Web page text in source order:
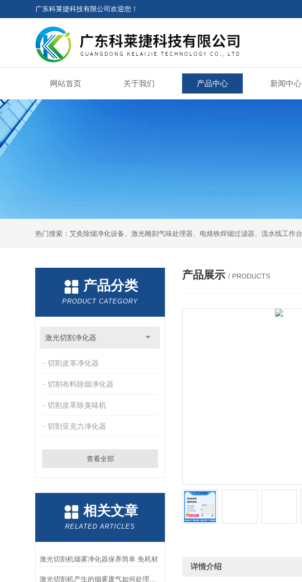
广东科莱捷科技有限公司欢迎您！
网站首页 关于我们 产品中心 新闻中心
产品分类
PRODUCT CATEGORY
激光切割净化器
切割皮革净化器
切割布料除烟净化器
切割皮革除臭味机
切割亚克力净化器
查看全部
相关文章
RELATED ARTICLES
激光切割机烟雾净化器保养简单 免耗材
产品展示 / PRODUCTS
详情介绍